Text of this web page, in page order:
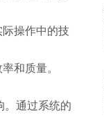
操作中的技
和质量。
。通过系统的